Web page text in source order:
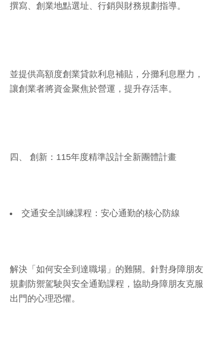
撰寫、創業地點選址、行銷與財務規劃指導。
並提供高額度創業貸款利息補貼，分攤利息壓力，
讓創業者將資金聚焦於營運，提升存活率。
四、 創新：115年度精準設計全新團體計畫
交通安全訓練課程：安心通勤的核心防線
解決「如何安全到達職場」的難關。針對身障朋友
規劃防禦駕駛與安全通勤課程，協助身障朋友克服
出門的心理恐懼。